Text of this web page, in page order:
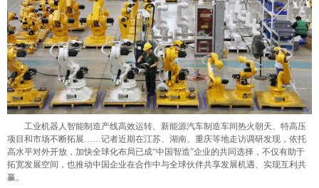
工业机器人智能制造产线高效运转、新能源汽车制造车间热火朝天、特高压
项目和市场不断拓展……记者近期在江苏、湖南、重庆等地走访调研发现，依托
高水平对外开放，加快全球化布局已成“中国智造”企业的共同选择，不仅有助于
拓宽发展空间，也推动中国企业在合作中与全球伙伴共享发展机遇、实现互利共
赢。